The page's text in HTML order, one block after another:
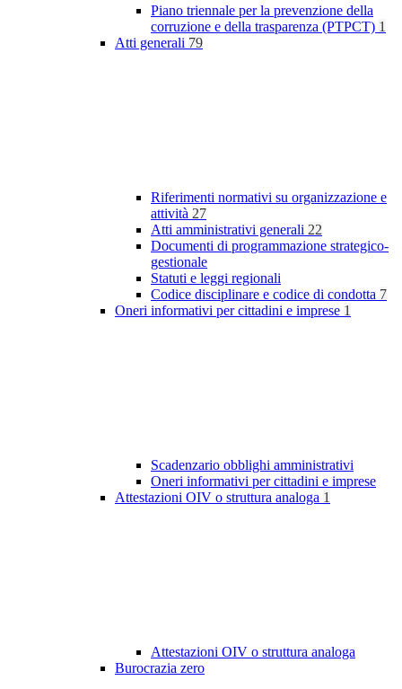
Piano triennale per la prevenzione della
corruzione e della trasparenza (PTPCT) 1
Atti generali 79
Riferimenti normativi su organizzazione e
attività 27
Atti amministrativi generali 22
Documenti di programmazione strategico-
gestionale
Statuti e leggi regionali
Codice disciplinare e codice di condotta 7
Oneri informativi per cittadini e imprese 1
Scadenzario obblighi amministrativi
Oneri informativi per cittadini e imprese
Attestazioni OIV o struttura analoga 1
Attestazioni OIV o struttura analoga
Burocrazia zero